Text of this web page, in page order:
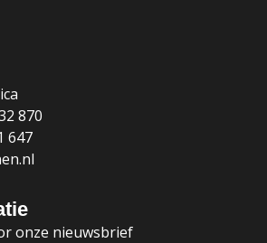
870
647
onze nieuwsbrief